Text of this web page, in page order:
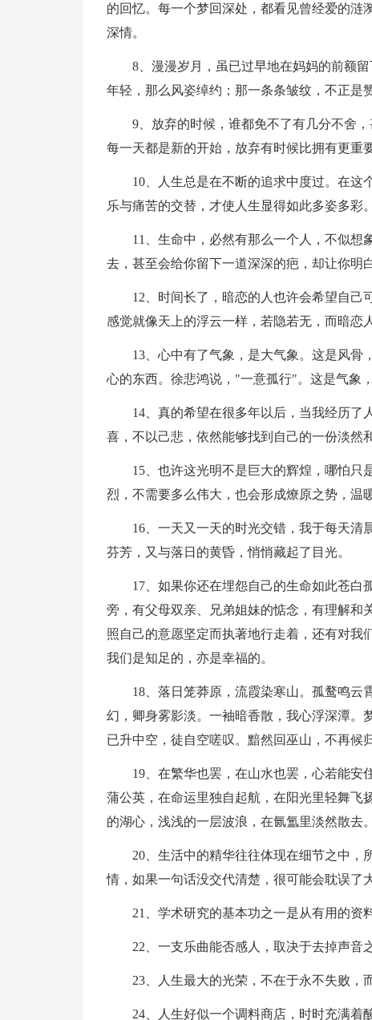
的回忆。每一个梦回深处，都看见曾经爱的涟
深情。
8、漫漫岁月，虽已过早地在妈妈的前额
年轻，那么风姿绰约；那一条条皱纹，不正是
9、放弃的时候，谁都免不了有几分不舍
每一天都是新的开始，放弃有时候比拥有更重要
10、人生总是在不断的追求中度过。在这
乐与痛苦的交替，才使人生显得如此多姿多彩。
11、生命中，必然有那么一个人，不似想
去，甚至会给你留下一道深深的疤，却让你明
12、时间长了，暗恋的人也许会希望自
感觉就像天上的浮云一样，若隐若无，而暗恋
13、心中有了气象，是大气象。这是风骨
心的东西。徐悲鸿说，"一意孤行"。这是气象
14、真的希望在很多年以后，当我经历了
喜，不以己悲，依然能够找到自己的一份淡然
15、也许这光明不是巨大的辉煌，哪怕
烈，不需要多么伟大，也会形成燎原之势，温
16、一天又一天的时光交错，我于每天清
芬芳，又与落日的黄昏，悄悄藏起了目光。
17、如果你还在埋怨自己的生命如此苍白
旁，有父母双亲、兄弟姐妹的惦念，有理解
照自己的意愿坚定而执著地行走着，还有对
我们是知足的，亦是幸福的。
18、落日笼莽原，流霞染寒山。孤鹜鸣云
幻，卿身雾影淡。一袖暗香散，我心浮深潭。
已升中空，徒自空嗟叹。黯然回巫山，不再候
19、在繁华也罢，在山水也罢，心若能
蒲公英，在命运里独自起航，在阳光里轻舞飞
的湖心，浅浅的一层波浪，在氤氲里淡然散去
20、生活中的精华往往体现在细节之中
情，如果一句话没交代清楚，很可能会耽误了
21、学术研究的基本功之一是从有用的资
22、一支乐曲能否感人，取决于去掉声音
23、人生最大的光荣，不在于永不失败，
24、人生好似一个调料商店，时时充满着